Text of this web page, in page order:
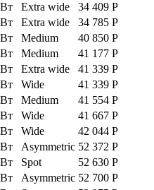
Extra wide 34 409 Р
Extra wide 34 785 Р
Medium 40 850 Р
Medium 41 177 Р
Extra wide 41 339 Р
Wide 41 339 Р
Medium 41 554 Р
Wide 41 667 Р
Wide 42 044 Р
Asymmetric 52 372 Р
Spot 52 630 Р
Asymmetric 52 700 Р